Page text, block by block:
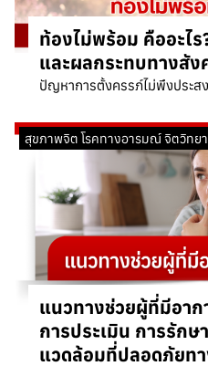
ท้องไม่พร้อม คืออะไร
และผลกระทบทางสั
ปัญหาการตั้งครรภ์ไม่พึงประ
สุขภาพจิต โรคทางอารมณ์ จิตวิทยา
แนวทางช่วยผู้ที่มีอาก
การประเมิน การรักษ
แวดล้อมที่ปลอดภัยทา